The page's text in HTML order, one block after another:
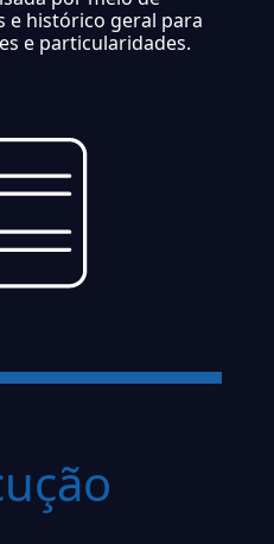
e histórico geral para
e particularidades.